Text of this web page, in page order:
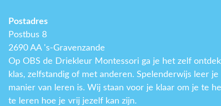
Postadres
Postbus 8
2690 AA 's-Gravenzande
Op OBS de Driekleur Montessori ga je het zelf
klas, zelfstandig of met anderen. Spelenderwijs leer
manier van leren is. Wij staan voor je klaar om je te
te leren hoe je vrij jezelf kan zijn.